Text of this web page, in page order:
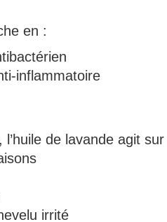
en :
inflammatoire
de lavande agit
irrité